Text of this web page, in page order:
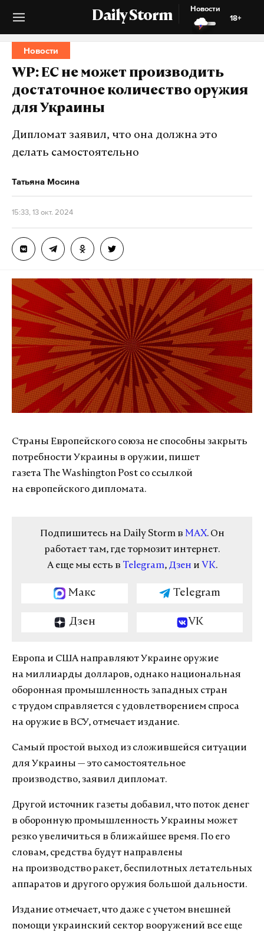
Daily Storm
Новости
18+
Новости
WP: ЕС не может производить
достаточное количество оружия
для Украины
Дипломат заявил, что она должна это
делать самостоятельно
Татьяна Мосина
15:33, 13 окт. 2024
Страны Европейского союза не способны закрыть
потребности Украины в оружии, пишет
газета The Washington Post со ссылкой
на европейского дипломата.
Подпишитесь на Daily Storm в MAX. Он
работает там, где тормозит интернет.
А еще мы есть в Telegram, Дзен и VK.
Макс Telegram
Дзен VK
Европа и США направляют Украине оружие
на миллиарды долларов, однако национальная
оборонная промышленность западных стран
с трудом справляется с удовлетворением спроса
на оружие в ВСУ, отмечает издание.
Самый простой выход из сложившейся ситуации
для Украины — это самостоятельное
производство, заявил дипломат.
Другой источник газеты добавил, что поток денег
в оборонную промышленность Украины может
резко увеличиться в ближайшее время. По его
словам, средства будут направлены
на производство ракет, беспилотных летательных
аппаратов и другого оружия большой дальности.
Издание отмечает, что даже с учетом внешней
помощи украинский сектор вооружений все еще